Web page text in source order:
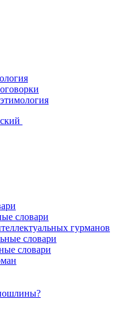
словари
гурманов
словари
словари